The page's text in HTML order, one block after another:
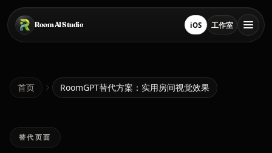
跳转到主要内容
Room AI Studio
首页 iOS在 App Store 下载
工作室打开工作室
Room AI Studio
首页 RoomGPT替代方案：实用房间视觉效果
替代页面